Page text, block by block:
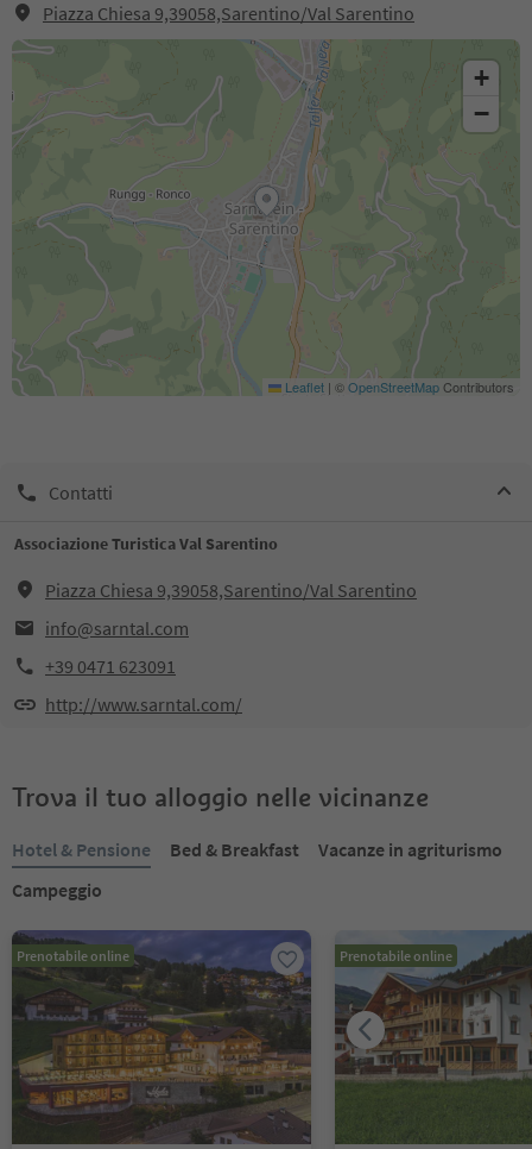
Piazza Chiesa 9,39058,Sarentino/Val Sarentino
+
−
Leaflet | ©OpenStreetMapContributors
Contatti
Associazione Turistica Val Sarentino
Piazza Chiesa 9,39058,Sarentino/Val Sarentino
info@sarntal.com
+39 0471 623091
http://www.sarntal.com/
Trova il tuo alloggio nelle vicinanze
Hotel & Pensione Bed & Breakfast
Vacanze in agriturismo
Campeggio
Prenotabile online Prenotabile online